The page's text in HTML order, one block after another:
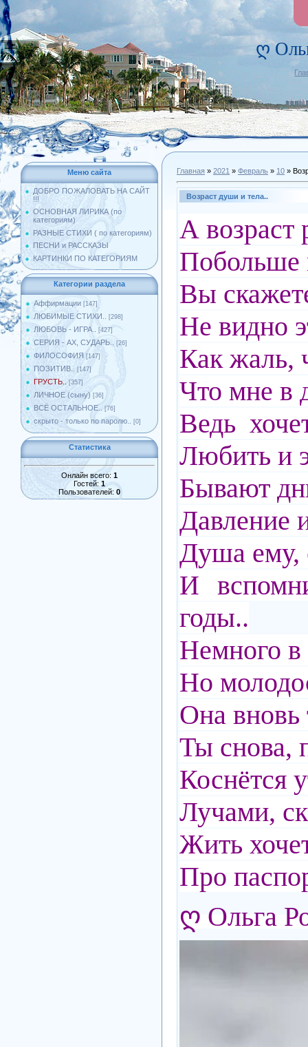
ღ
Меню сайта
ДОБРО ПОЖАЛОВАТЬ НА САЙТ
!!!
ОСНОВНАЯ ЛИРИКА (по
категориям)
РАЗНЫЕ СТИХИ ( по категориям)
ПЕСНИ и РАССКАЗЫ
КАРТИНКИ ПО КАТЕГОРИЯМ
Категории раздела
Аффирмации [147]
ЛЮБИМЫЕ СТИХИ.. [298]
ЛЮБОВЬ - ИГРА.. [427]
СЕРИЯ - АХ, СУДАРЬ.. [26]
ФИЛОСОФИЯ [147]
ПОЗИТИВ.. [147]
ГРУСТЬ.. [357]
ЛИЧНОЕ (сыну) [36]
ВСЁ ОСТАЛЬНОЕ.. [76]
скрыто - только по паролю.. [0]
Статистика
Онлайн всего: 1
Гостей: 1
Пользователей: 0
Главная » 2021 » Февраль » 10 »
Возраст души и тела..
А
Побольше
Вы
Не видно
Как жаль,
Что мне в
Ведь
Любить и
Бывают
Давление
Душа ему,
И
годы..
Немного в
Но
Она
Ты снова,
Коснётся
Лучами,
Жить
Про
ღ Ольга